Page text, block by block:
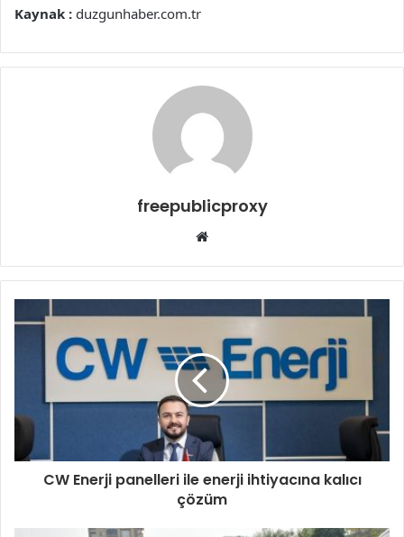
Kaynak : duzgunhaber.com.tr
freepublicproxy
Web
CW Enerji panelleri ile enerji ihtiyacına kalıcı
çözüm